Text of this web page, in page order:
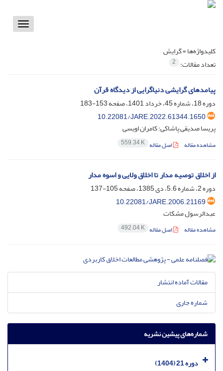
Toggle
کلیدواژه‌ها =گرایش
تعداد مقالات: 2
پیامدهای گرایشی دنیاگرایی از دیدگاه قرآن
دوره 18، شماره 45، خرداد 1401، صفحه
153-183
10.22081/JARE.2022.61344.1650
پریسا صدیقی پاشاکی؛ کامران اویسی
مشاهده مقاله اصل مقاله 559.34 K
از اخلاق توصیه‏ مدار تا اخلاق ولایی و اسوه‏ مدار
دوره 2، شماره 5.6، دی 1385، صفحه
105-137
10.22081/JARE.2006.21169
عبدالرسول مشکات
مشاهده مقاله اصل مقاله 492.04 K
مقالات آماده انتشار
شماره جاری
شماره‌های پیشین نشریه
دوره 21 (1404)